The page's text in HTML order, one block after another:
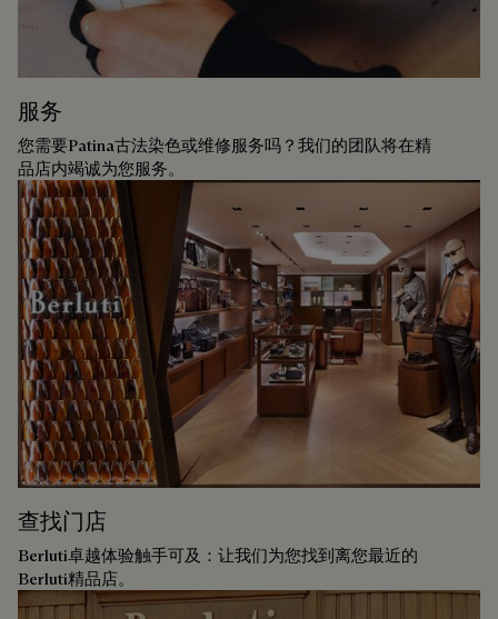
服务
您需要Patina古法染色或维修服务吗？我们的团队将在精
品店内竭诚为您服务。
查找门店
Berluti卓越体验触手可及：让我们为您找到离您最近的
Berluti精品店。